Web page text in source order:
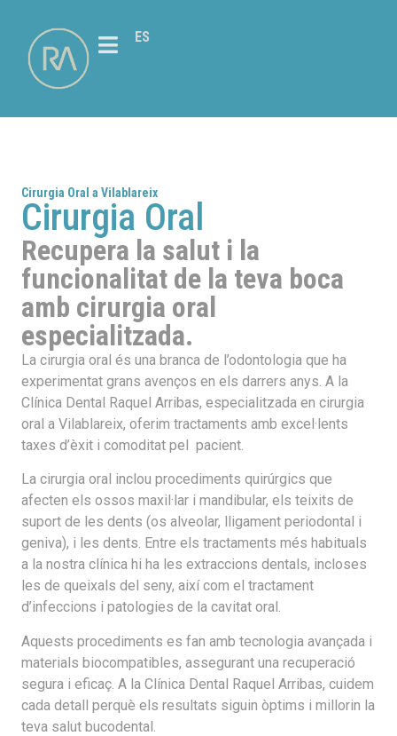
ES
Cirurgia Oral a Vilablareix
Cirurgia Oral
Recupera la salut i la
funcionalitat de la teva boca
amb cirurgia oral
especialitzada.
La cirurgia oral és una branca de l’odontologia que ha
experimentat grans avenços en els darrers anys. A la
Clínica Dental Raquel Arribas, especialitzada en cirurgia
oral a Vilablareix, oferim tractaments amb excel·lents
taxes d’èxit i comoditat pel pacient.
La cirurgia oral inclou procediments quirúrgics que
afecten els ossos maxil·lar i mandibular, els teixits de
suport de les dents (os alveolar, lligament periodontal i
geniva), i les dents. Entre els tractaments més habituals
a la nostra clínica hi ha les extraccions dentals, incloses
les de queixals del seny, així com el tractament
d’infeccions i patologies de la cavitat oral.
Aquests procediments es fan amb tecnologia avançada i
materials biocompatibles, assegurant una recuperació
segura i eficaç. A la Clínica Dental Raquel Arribas, cuidem
cada detall perquè els resultats siguin òptims i millorin la
teva salut bucodental.